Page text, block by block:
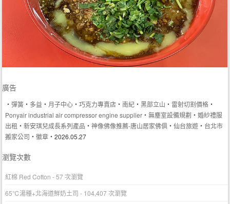
廣告
‧彈簧 ‧ 多益 ‧ 月子中心 ‧巧克力專賣店 ‧南紀 ‧黑部立山 ‧ 雷射切割價格 ‧
Ponyair industrial air compressor engine supplier ‧無塵室設備規劃 ‧婚紗禮服
出租 ‧新安琪兒成長系列產品 ‧神像佛像推薦-唐山居家佛俱 ‧仙台旅遊 ‧ 台北市
搬家公司 ‧徽章 ‧2026.05.27
瀏覽次數
紅棉 Red Cotton - 57 次瀏覽
65℃湯種+北海道鮮奶土司 - 104,407 次瀏覽